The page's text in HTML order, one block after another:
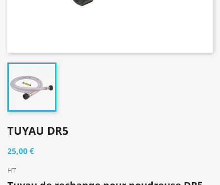
TUYAU DR5
25,00 €
HT